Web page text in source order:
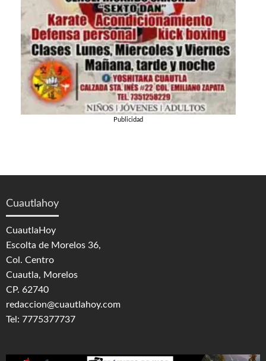
Publicidad
Cuautlahoy
CuautlaHoy
Escolta de Morelos 36,
Col. Centro
Cuautla, Morelos
CP. 62740
redaccion@cuautlahoy.com
Tel: 7775377737